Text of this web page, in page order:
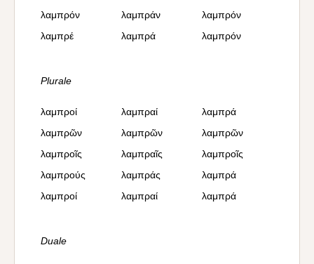
λαμπρόν
λαμπράν
λαμπρόν
λαμπρέ
λαμπρά λαμπρόν
Plurale
λαμπροί λαμπραί
λαμπρά
λαμπρῶν
λαμπρῶν
λαμπρῶν
λαμπροῖς
λαμπραῖς
λαμπροῖς
λαμπρούς
λαμπράς
λαμπρά
λαμπροί
λαμπραί λαμπρά
Duale